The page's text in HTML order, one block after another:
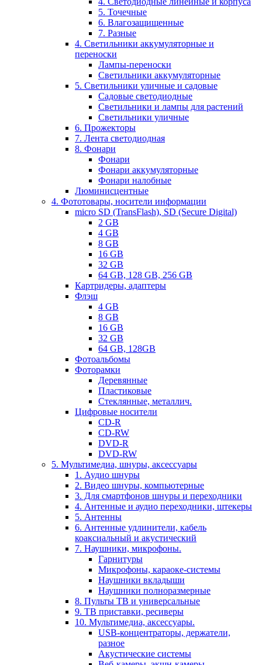
5. Точечные
6. Влагозащищенные
7. Разные
4. Светильники аккумуляторные и
переноски
Лампы-переноски
Светильники аккумуляторные
5. Светильники уличные и садовые
Садовые светодиодные
Светильники и лампы для растений
Светильники уличные
6. Прожекторы
7. Лента светодиодная
8. Фонари
Фонари
Фонари аккумуляторные
Фонари налобные
Люминисцентные
4. Фототовары, носители информации
micro SD (TransFlash), SD (Secure Digital)
2 GB
4 GB
8 GB
16 GB
32 GB
64 GB, 128 GB, 256 GB
Картридеры, адаптеры
Флэш
4 GB
8 GB
16 GB
32 GB
64 GB, 128GB
Фотоальбомы
Фоторамки
Деревянные
Пластиковые
Стеклянные, металлич.
Цифровые носители
CD-R
CD-RW
DVD-R
DVD-RW
5. Мультимедиа, шнуры, аксессуары
1. Аудио шнуры
2. Видео шнуры, компьютерные
3. Для смартфонов шнуры и переходники
4. Антенные и аудио переходники, штекеры
5. Антенны
6. Антенные удлинители, кабель
коаксиальный и акустический
7. Наушники, микрофоны.
Гарнитуры
Микрофоны, караоке-системы
Наушники вкладыши
Наушники полноразмерные
8. Пульты ТВ и универсальные
9. ТВ приставки, ресиверы
10. Мультимедиа, аксессуары.
USB-концентраторы, держатели,
разное
Акустические системы